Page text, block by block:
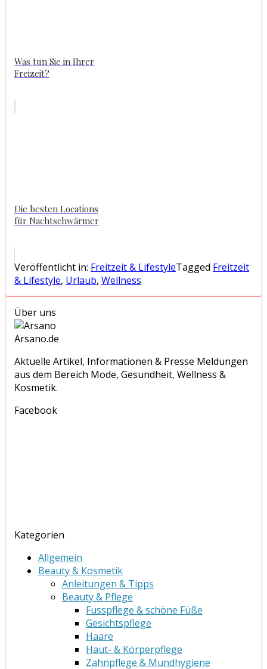
Was tun Sie in Ihrer
Freizeit?
Die besten Locations
für Nachtschwärmer
Veröffentlicht in: Freitzeit & LifestyleTagged Freitzeit
& Lifestyle, Urlaub, Wellness
Über uns
Arsano.de
Aktuelle Artikel, Informationen & Presse Meldungen
aus dem Bereich Mode, Gesundheit, Wellness &
Kosmetik.
Facebook
Kategorien
Allgemein
Beauty & Kosmetik
Anleitungen & Tipps
Beauty & Pflege
Fusspflege & schöne Füße
Gesichtspflege
Haare
Haut- & Körperpflege
Zahnpflege & Mundhygiene